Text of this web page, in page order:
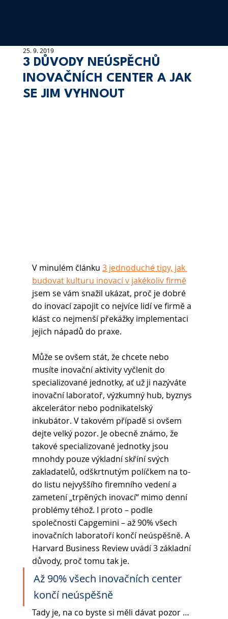
3 DŮVODY NEÚSPĚCHŮ
INOVAČNÍCH CENTER A JAK
SE JIM VYHNOUT
25. 9. 2019
V minulém článku 3 jednoduché tipy, jak
budovat kulturu inovací v jakékoliv firmě
jsem se vám snažil ukázat, proč je dobré
do inovací zapojit co nejvíce lidí ve firmě a
klást co nejmenší překážky implementaci
jejich nápadů do praxe.
Může se ovšem stát, že chcete nebo
musíte inovační aktivity vyčlenit do
specializované jednotky, ať už ji nazýváte
inovační laboratoř, výzkumný hub, byznys
akcelerátor nebo podnikatelský
inkubátor. V takovém případě si ovšem
dejte velký pozor. Je obecně známo, že
takové specializované jednotky jsou
mnohdy pouze výkladní skříní svých
zakladatelů, odškrtnutým políčkem na to-
do listu nejvyššího firemního vedení a
zametení „trpěných inovací“ mimo denní
problémy téhož. I proto – podle
společnosti Capgemini – až 90% všech
inovačních laboratoří končí neúspěšně. A
Harvard Business Review uvádí 3 základní
důvody, proč tomu tak je.
Až 90% všech inovačních center
končí neúspěšně
Tady je, na co byste si měli dávat pozor …